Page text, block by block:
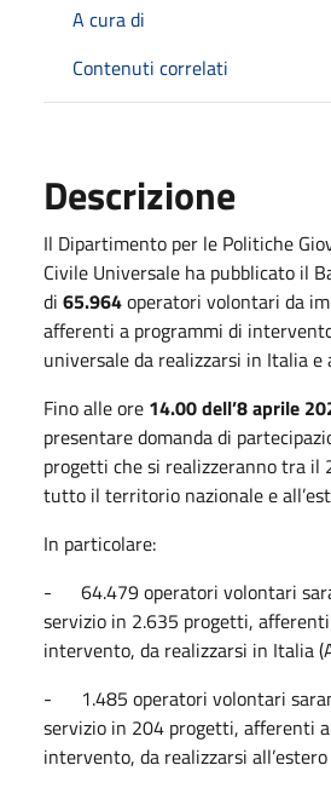
A cura di
Contenuti correlati
Descrizione
Il Dipartimento per le Politiche
Civile Universale ha pubblicato il
di 65.964operatori volontari da
afferenti a programmi di
universale da realizzarsi in Italia e
Fino alle ore 14.00 dell’8 aprile
presentare domanda di
progetti che si realizzeranno tra il
tutto il territorio nazionale e
In particolare:
- 64.479 operatori volontari
servizio in 2.635 progetti,
intervento, da realizzarsi in Italia
- 1.485 operatori volontari
servizio in 204 progetti, afferenti
intervento, da realizzarsi